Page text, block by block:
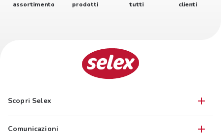
assortimento
prodotti
tutti
clienti
Scopri Selex
Comunicazioni